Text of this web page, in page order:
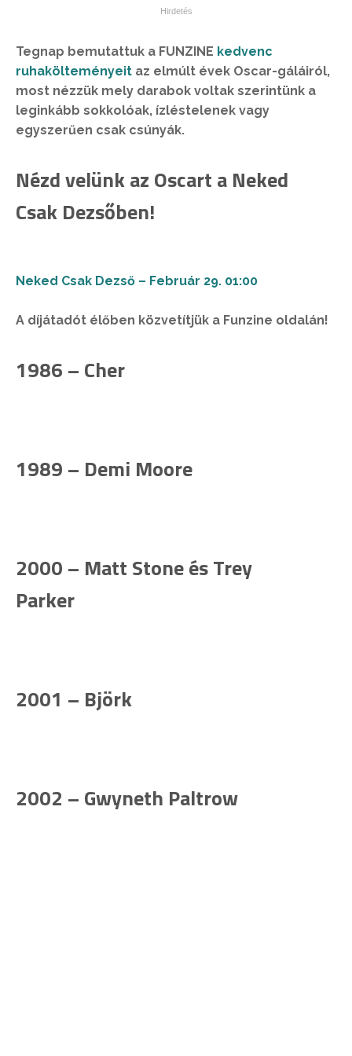
Tegnap bemutattuk a FUNZINE kedvenc
ruhakölteményeit az elmúlt évek Oscar-gáláiról,
most nézzük mely darabok voltak szerintünk a
leginkább sokkolóak, ízléstelenek vagy
egyszerűen csak csúnyák.
Nézd velünk az Oscart a Neked
Csak Dezsőben!
Neked Csak Dezső – Február 29. 01:00
A díjátadót élőben közvetítjük a Funzine oldalán!
1986 – Cher
1989 – Demi Moore
2000 – Matt Stone és Trey
Parker
2001 – Björk
2002 – Gwyneth Paltrow